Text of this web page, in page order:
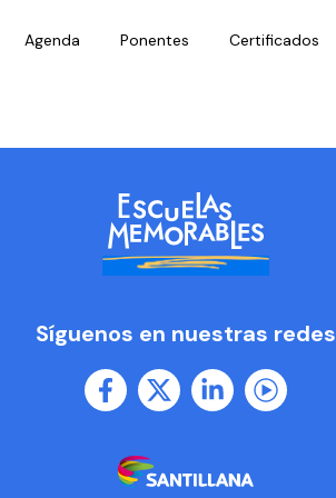
Agenda Ponentes Certificados
Síguenos en nuestras redes